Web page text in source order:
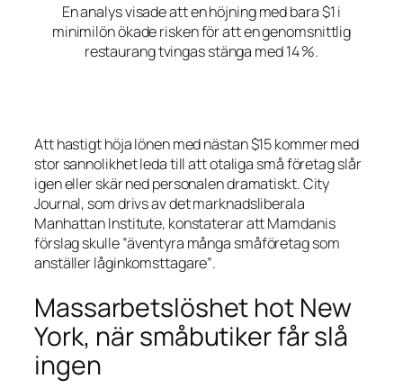
En analys visade att en höjning med bara $1 i
minimilön ökade risken för att en genomsnittlig
restaurang tvingas stänga med 14 %.
Att hastigt höja lönen med nästan $15 kommer med
stor sannolikhet leda till att otaliga små företag slår
igen eller skär ned personalen dramatiskt. City
Journal, som drivs av det marknadsliberala
Manhattan Institute, konstaterar att Mamdanis
förslag skulle”äventyra många småföretag som
anställer låginkomsttagare”.
Massarbetslöshet hot New
York, när småbutiker får slå
ingen